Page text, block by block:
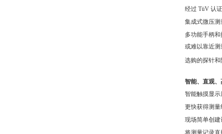
经过 TüV 认
集成式微压测
多功能手柄
或难以靠近
选购的探针
智能、直观
智能触摸显
更快获得测
现场简单创
将测量记录